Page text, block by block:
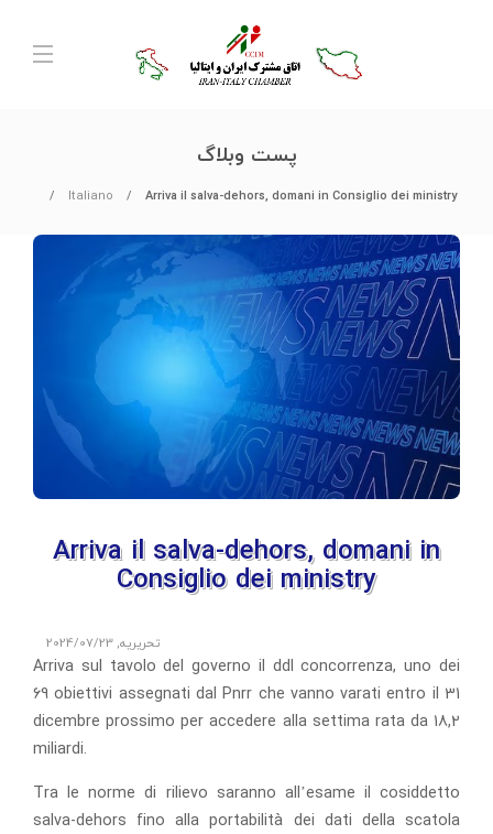
پست وبلاگ
Italiano Arriva il salva-dehors, domani in Consiglio dei ministry
Arriva il salva-dehors, domani in
Consiglio dei ministry
تحریریه,
2024/07/23
Arriva sul tavolo del governo il ddl concorrenza, uno dei
69 obiettivi assegnati dal Pnrr che vanno varati entro il 31
dicembre prossimo per accedere alla settima rata da 18,2
miliardi.
Tra le norme di rilievo saranno all’esame il cosiddetto
salva-dehors fino alla portabilità dei dati della scatola